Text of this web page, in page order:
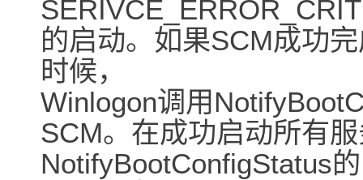
的启动。如果SCM成功
时候，
Winlogon调用
SCM。在成功启动所有
NotifyBootConfigStatus的